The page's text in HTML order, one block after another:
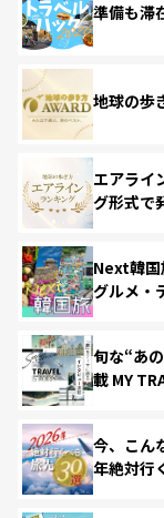
準備も滞
地球の歩
エアライ
グ形式で
Next韓国
グルメ・
旬な“あ
載 MY
今、こん
年絶対行